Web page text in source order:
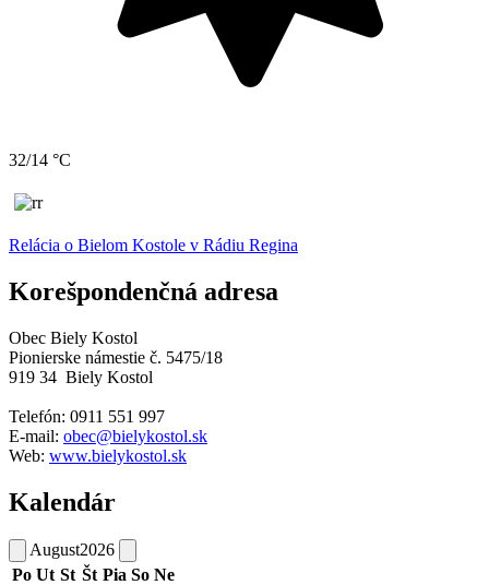
32/14 °C
Relácia o Bielom Kostole v Rádiu Regina
Korešpondenčná adresa
Obec Biely Kostol
Pionierske námestie č. 5475/18
919 34 Biely Kostol
Telefón: 0911 551 997
E-mail: obec@bielykostol.sk
Web: www.bielykostol.sk
Kalendár
August2026
Po Ut St Št Pia So Ne